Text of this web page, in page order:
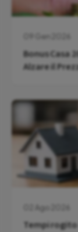
09 Gen 2026
Bonus Casa
Alzare il
02 Ago 2026
Tempi